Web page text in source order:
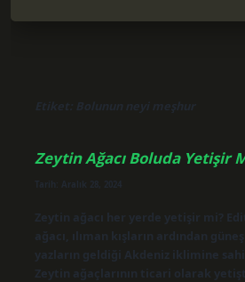
Etiket: Bolunun neyi meşhur
Zeytin Ağacı Boluda Yetişir
Tarih: Aralık 28, 2024
Zeytin ağacı her yerde yetişir mi?
ağacı, ılıman kışların ardından
yazların geldiği Akdeniz iklimine
Zeytin ağaçlarının ticari olarak